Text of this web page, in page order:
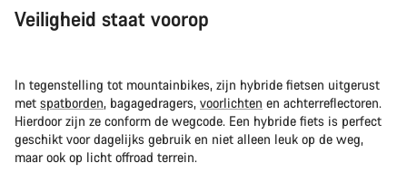
Veiligheid staat voorop
In tegenstelling tot mountainbikes, zijn hybride fietsen uitgerust
met spatborden, bagagedragers, voorlichten en achterreflectoren.
Hierdoor zijn ze conform de wegcode. Een hybride fiets is perfect
geschikt voor dagelijks gebruik en niet alleen leuk op de weg,
maar ook op licht offroad terrein.